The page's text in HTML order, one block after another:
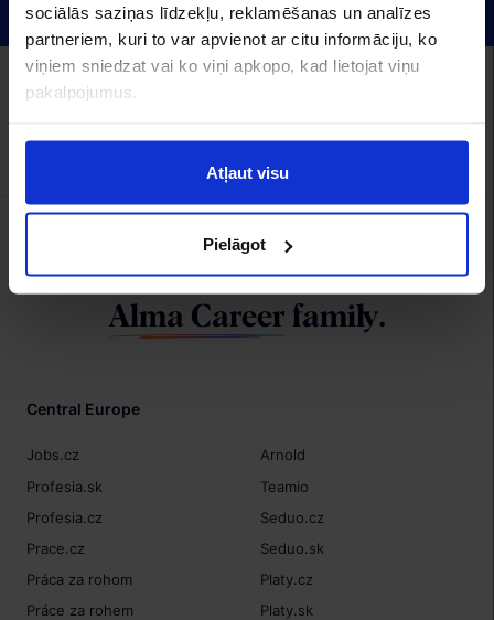
sociālās saziņas līdzekļu, reklamēšanas un analīzes
partneriem, kuri to var apvienot ar citu informāciju, ko
viņiem sniedzat vai ko viņi apkopo, kad lietojat viņu
pakalpojumus.
Atļaut visu
Pielāgot
Alma Career Latvia:
CV.lv Recruitment.lv
Izstrāde
We are a member of
Alma Career family.
Central Europe
Jobs.cz
Profesia.sk
Profesia.cz
Prace.cz
Práca za rohom
Práce za rohem
Arnold
Teamio
Seduo.cz
Seduo.sk
Platy.cz
Platy.sk